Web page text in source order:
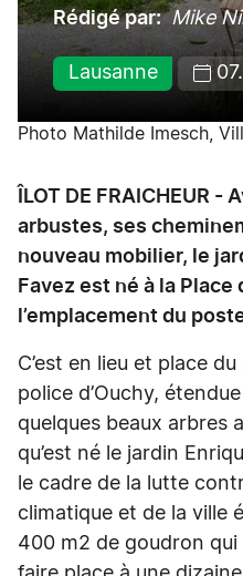
Rédigé par Mike
Lausanne
Photo Mathilde Imesch,
ÎLOT DE FRAICHEUR -
arbustes, ses
nouveau mobilier, le
Favez est né à la Place
l’emplacement du
C’est en lieu et place
police d’Ouchy,
quelques beaux arbres
qu’est né le jardin
le cadre de la lutte
climatique et de la ville
400 m2 de goudron